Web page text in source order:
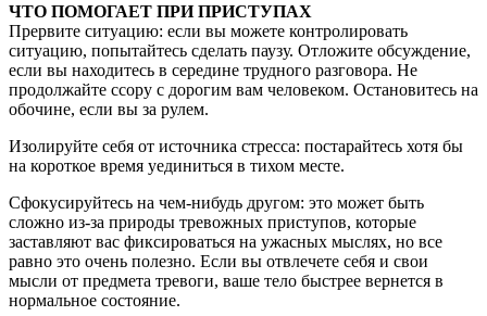
ЧТО ПОМОГАЕТ ПРИ ПРИСТУПАХ
Прервите ситуацию: если вы можете контролировать
ситуацию, попытайтесь сделать паузу. Отложите обсуждение,
если вы находитесь в середине трудного разговора. Не
продолжайте ссору с дорогим вам человеком. Остановитесь на
обочине, если вы за рулем.
Изолируйте себя от источника стресса: постарайтесь хотя бы
на короткое время уединиться в тихом месте.
Сфокусируйтесь на чем-нибудь другом: это может быть
сложно из-за природы тревожных приступов, которые
заставляют вас фиксироваться на ужасных мыслях, но все
равно это очень полезно. Если вы отвлечете себя и свои
мысли от предмета тревоги, ваше тело быстрее вернется в
нормальное состояние.